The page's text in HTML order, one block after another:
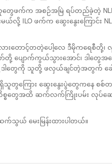
ည်သူတွေဖက်က အစဉ်အမြဲ ရပ်တည်ခဲ့တဲ့
ILO ဖက်က ဆွေးနွေးကြောင်း NLD
ားတောင့်တတဲ့ပေါ့လေ ဒီမိုကရေစီတို့
တို့ ပျောက်ကွယ်သွားအောင်၊ ဒါတွေ
ါတွေကို သူတို့ ဖလှယ်ချင်တဲ့အတွက် ခေ
န်ရှိသူတွကြေား ဆွေးနွေးပွဲတွေကနေ
တွေအထိ ဆက်လက်ကြိုးပမ်း လုပ်ဆေ
က်သွယ် မေးမြန်းထားပါတယ်။